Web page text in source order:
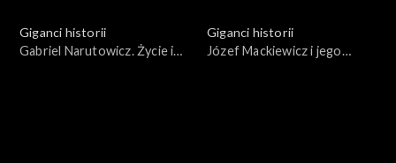
Giganci historii
Gabriel Narutowicz. Życie i
Giganci historii
Józef Mackiewicz i jego